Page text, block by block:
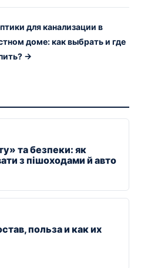
для канализации в
доме: как выбрать и где
→
та безпеки: як
з пішоходами й авто
польза и как их